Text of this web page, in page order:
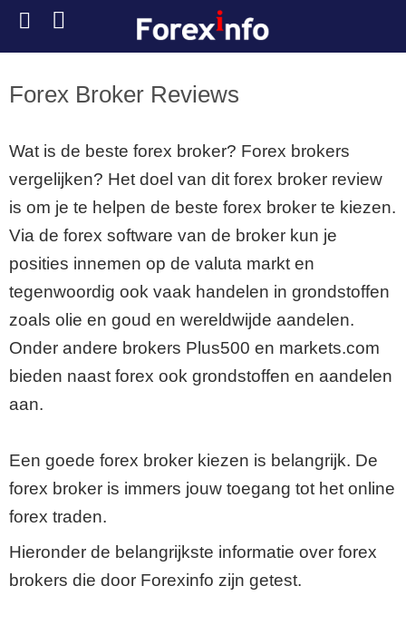
Forex Broker Reviews
Wat is de beste forex broker? Forex brokers
vergelijken? Het doel van dit forex broker review
is om je te helpen de beste forex broker te kiezen.
Via de forex software van de broker kun je
posities innemen op de valuta markt en
tegenwoordig ook vaak handelen in grondstoffen
zoals olie en goud en wereldwijde aandelen.
Onder andere brokers Plus500 en markets.com
bieden naast forex ook grondstoffen en aandelen
aan.
Een goede forex broker kiezen is belangrijk. De
forex broker is immers jouw toegang tot het online
forex traden.
Hieronder de belangrijkste informatie over forex
brokers die door Forexinfo zijn getest.